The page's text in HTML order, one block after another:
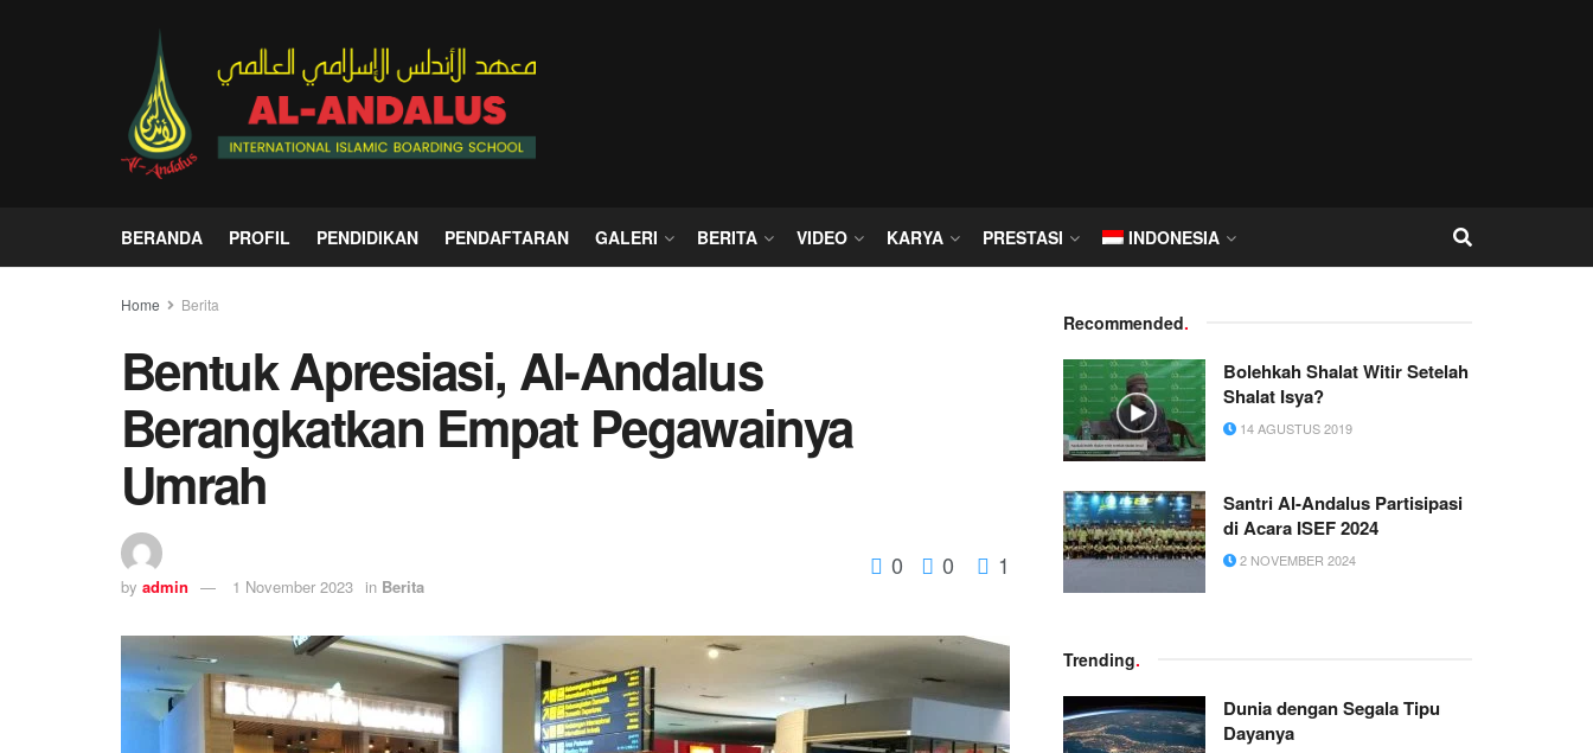
BERANDA PROFIL PENDIDIKAN PENDAFTARAN GALERI BERITA VIDEO KARYA PRESTASI INDONESIA
Home Berita
Bentuk Apresiasi, Al-Andalus
Berangkatkan Empat Pegawainya
Umrah
by admin 1 November 2023 in Berita
0 0 1
Recommended.
Bolehkah Shalat Witir Setelah
Shalat Isya?
14 AGUSTUS 2019
Santri Al-Andalus Partisipasi
di Acara ISEF 2024
2 NOVEMBER 2024
Trending.
Dunia dengan Segala Tipu
Dayanya